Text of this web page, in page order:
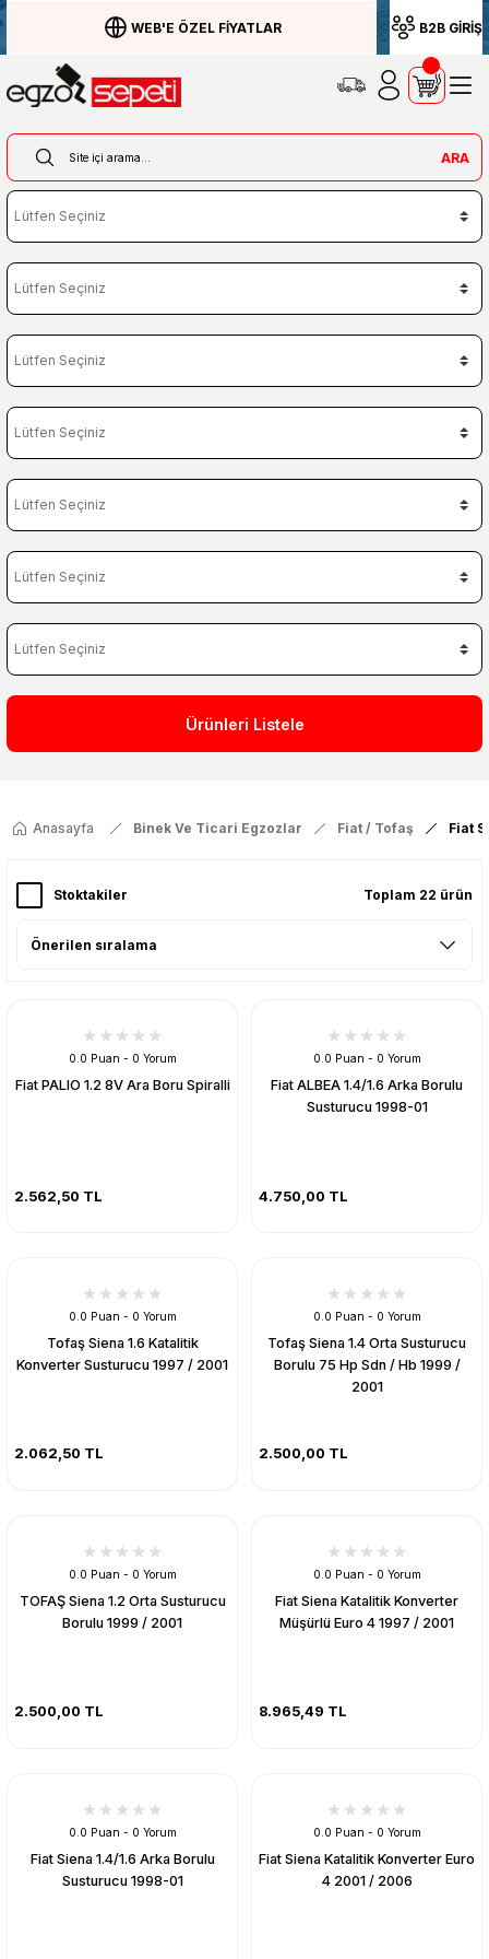
WEB'E ÖZEL FİYATLAR B2B GİRİŞ
ARA
Ürünleri Listele
Anasayfa Binek Ve Ticari Egzozlar Fiat / Tofaş Fiat
Stoktakiler Toplam 22 ürün
0.0 Puan - 0 Yorum
Fiat PALIO 1.2 8V Ara Boru Spiralli
2.562,50 TL
0.0 Puan - 0 Yorum
Fiat ALBEA 1.4/1.6 Arka Borulu
Susturucu 1998-01
4.750,00 TL
0.0 Puan - 0 Yorum
Tofaş Siena 1.6 Katalitik
Konverter Susturucu 1997 / 2001
2.062,50 TL
0.0 Puan - 0 Yorum
Tofaş Siena 1.4 Orta Susturucu
Borulu 75 Hp Sdn / Hb 1999 /
2001
2.500,00 TL
0.0 Puan - 0 Yorum
TOFAŞ Siena 1.2 Orta Susturucu
Borulu 1999 / 2001
2.500,00 TL
0.0 Puan - 0 Yorum
Fiat Siena Katalitik Konverter
Müşürlü Euro 4 1997 / 2001
8.965,49 TL
0.0 Puan - 0 Yorum
Fiat Siena 1.4/1.6 Arka Borulu
Susturucu 1998-01
0.0 Puan - 0 Yorum
Fiat Siena Katalitik Konverter Euro
4 2001 / 2006